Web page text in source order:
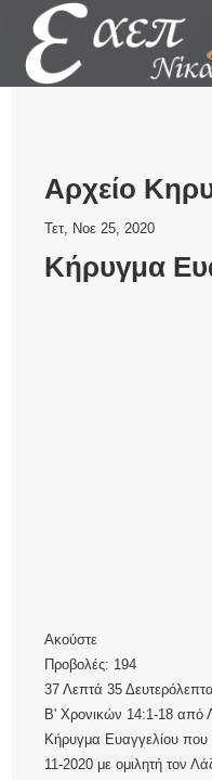
Αρχείο
Τετ, Νοε 25, 2020
Κήρυγμα
Ακούστε
Προβολές: 194
37 Λεπτά 35 Δευτερόλεπτα
Β' Χρονικών 14:1-18 από
Κήρυγμα Ευαγγελίου που
11-2020 με ομιλητή τον